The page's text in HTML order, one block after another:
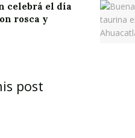
celebrá el día
rosca y
post